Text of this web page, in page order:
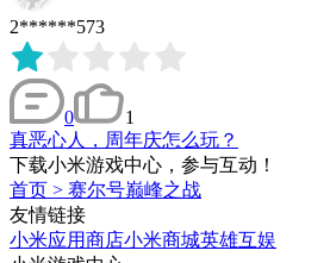
2******573
0
1
真恶心人，周年庆怎么玩？
下载小米游戏中心，参与互动！
首页 > 赛尔号巅峰之战
友情链接
小米应用商店小米商城英雄互娱